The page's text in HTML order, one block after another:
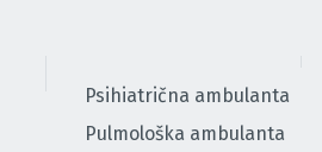
Psihiatrična ambulanta
Pulmološka ambulanta